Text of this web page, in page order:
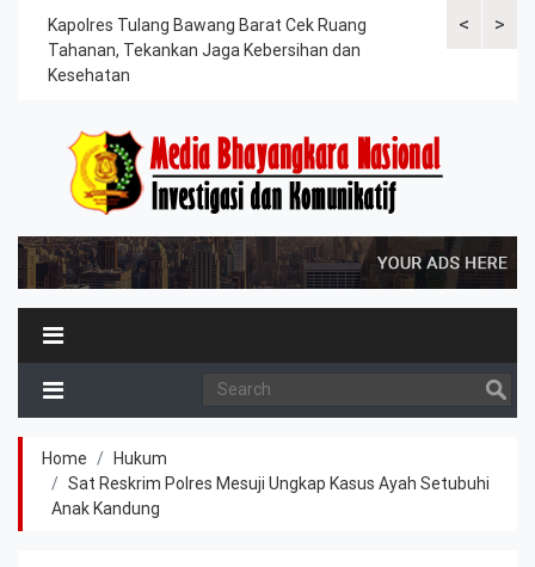
<
Kapolres Tulang Bawang Barat Cek Ruang
Tahanan, Tekankan Jaga Kebersihan dan
Kesehatan
Kapolres
>
Home
Hukum
Sat Reskrim Polres Mesuji Ungkap Kasus Ayah Setubuhi
Anak Kandung